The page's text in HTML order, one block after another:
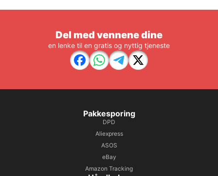
Del med vennene dine
en lenke til en gratis og nyttig tjeneste
Pakkesporing
DPD
Aliexpress
ASOS
eBay
Amazon Tracking